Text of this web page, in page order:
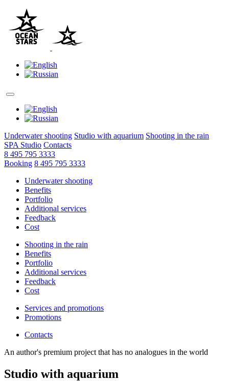
Underwater shooting Studio with aquarium Shooting in the rain
SPA Studio Contacts
8 495 795 3333
Booking 8 495 795 3333
Underwater shooting
Benefits
Portfolio
Additional services
Feedback
Cost
Shooting in the rain
Benefits
Portfolio
Additional services
Feedback
Cost
Services and promotions
Promotions
Contacts
An author's premium project that has no analogues in the world
Studio with aquarium